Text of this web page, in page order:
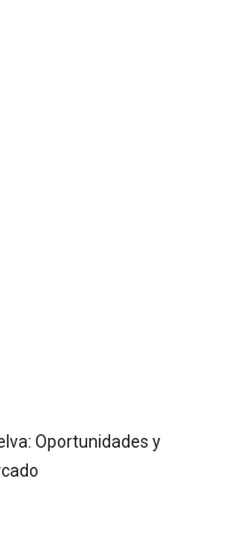
Oportunidades y